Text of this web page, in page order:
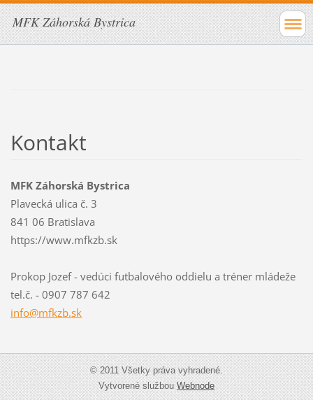
MFK Záhorská Bystrica
Kontakt
MFK Záhorská Bystrica
Plavecká ulica č. 3
841 06 Bratislava
https://www.mfkzb.sk
Prokop Jozef - vedúci futbalového oddielu a tréner mládeže
tel.č. - 0907 787 642
info@mfkzb.sk
© 2011 Všetky práva vyhradené.
Vytvorené službouWebnode